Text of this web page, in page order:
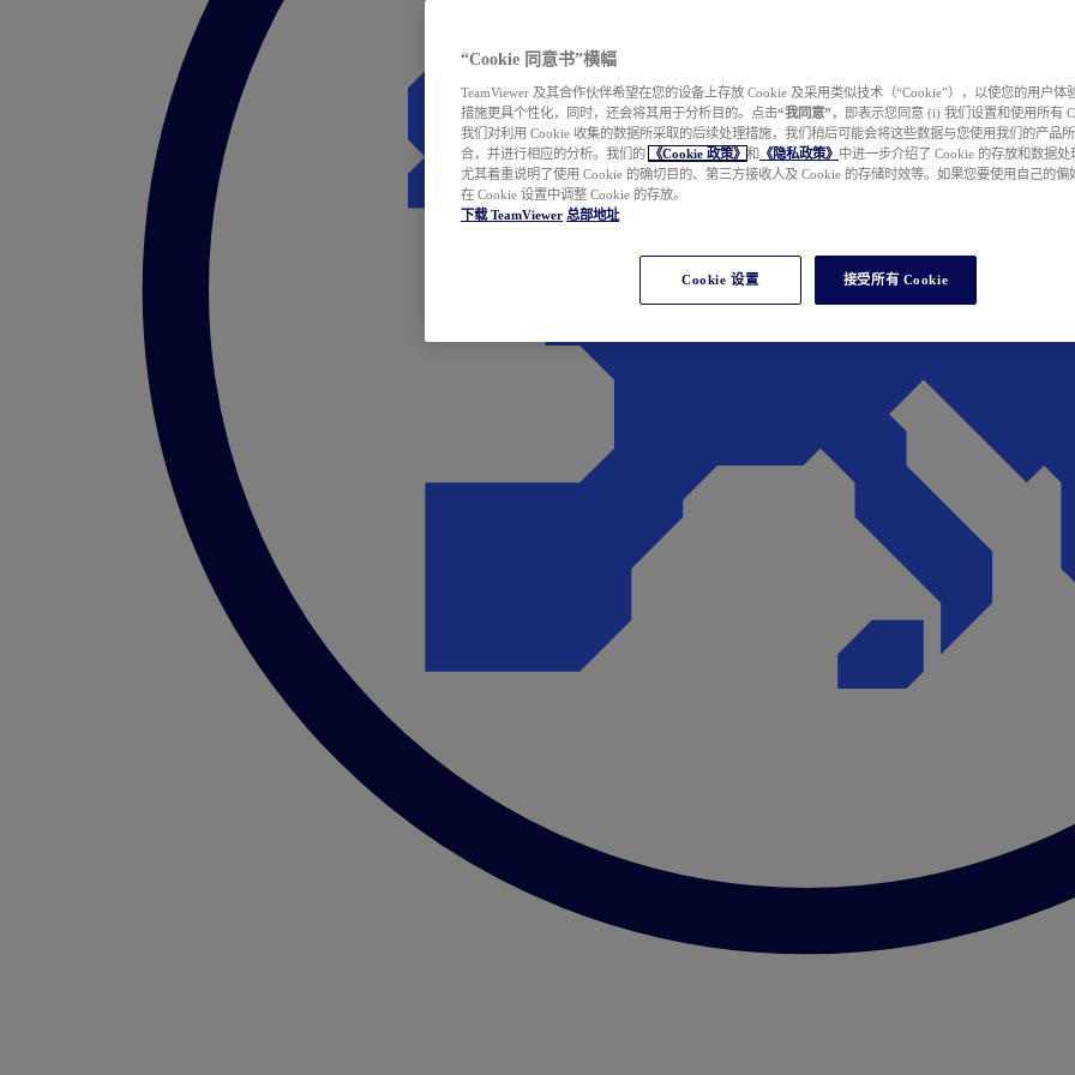
“Cookie 同意书”横幅
TeamViewer 及其合作伙伴希望在您的设备上存放 Cookie 及采用类似技术（“Cookie”），以使您的用户体
措施更具个性化，同时，还会将其用于分析目的。点击“我同意” ，即表示您同意 (i) 我们设置和使用所有
我们对利用 Cookie 收集的数据所采取的后续处理措施，我们稍后可能会将这些数据与您使用我们的产品
合，并进行相应的分析。我们的
《Cookie 政策》 和 《隐私政策》 中进一步介绍了 Cookie 的存放和数据处
尤其着重说明了使用 Cookie 的确切目的、第三方接收人及 Cookie 的存储时效等。如果您要使用自己的偏
在 Cookie 设置中调整 Cookie 的存放。
下载 TeamViewer 总部地址
Cookie 设置 接受所有 Cookie